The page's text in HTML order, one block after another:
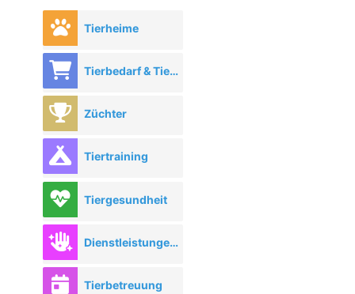
Tierheime
Tierbedarf & Tierhandel
Züchter
Tiertraining
Tiergesundheit
Dienstleistungen rund ums Tier
Tierbetreuung